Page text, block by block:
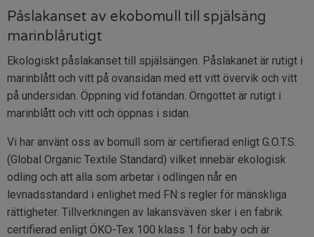
Påslakanset av ekobomull till spjälsäng
marinblårutigt
Ekologiskt påslakanset till spjälsängen. Påslakanet är rutigt i
marinblått och vitt på ovansidan med ett vitt övervik och vitt
på undersidan. Öppning vid fotändan. Örngottet är rutigt i
marinblått och vitt och öppnas i sidan.
Vi har använt oss av bomull som är certifierad enligt G.O.T.S.
(Global Organic Textile Standard) vilket innebär ekologisk
odling och att alla som arbetar i odlingen når en
levnadsstandard i enlighet med FN:s regler för mänskliga
rättigheter. Tillverkningen av lakansväven sker i en fabrik
certifierad enligt ÖKO-Tex 100 klass 1 för baby och är